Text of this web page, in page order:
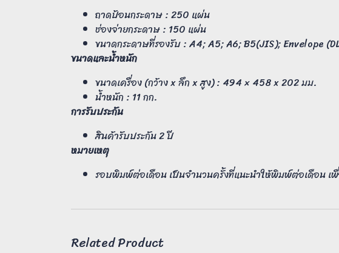
ถาดป้อนกระดาษ : 250 แผ่น
ช่องจ่ายกระดาษ : 150 แผ่น
ขนาดกระดาษที่รองรับ : A4; A5; A6; B5(JIS); Envelope
ขนาดและน้ำหนัก
ขนาดเครื่อง (กว้าง x ลึก x สูง) : 494 × 458 x 202 มม.
น้ำหนัก : 11 กก.
การรับประกัน
สินค้ารับประกัน 2 ปี
หมายเหตุ
รอบพิมพ์ต่อเดือน เป็นจำนวนครั้งที่แนะนำให้พิมพ์ต่อเดือน เ
Related Product